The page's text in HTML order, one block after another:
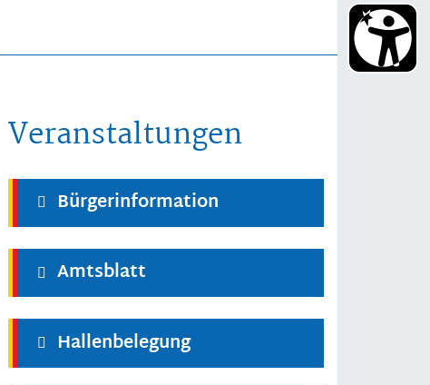
Veranstaltungen
Bürgerinformation
Amtsblatt
Hallenbelegung